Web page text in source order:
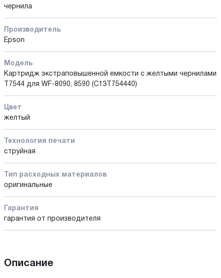
чернила
Производитель
Epson
Модель
Картридж экстраповышенной емкости с желтыми чернилами
T7544 для WF-8090, 8590 (C13T754440)
Цвет
желтый
Технология печати
струйная
Тип расходных материалов
оригинальные
Гарантия
гарантия от производителя
Описание